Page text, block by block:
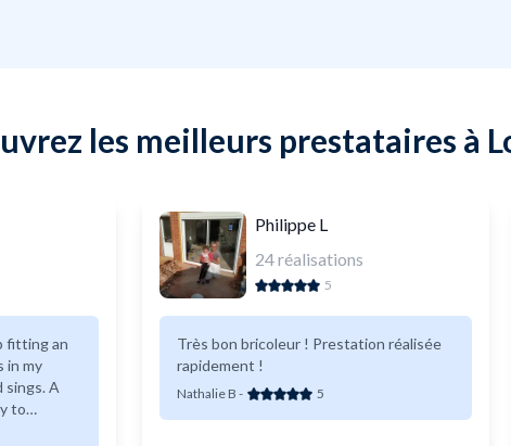
les meilleurs prestataires à
fitting an
in my
sings. A
to
Philippe L
24réalisations
5
Très bon bricoleur ! Prestation réalisée
rapidement !
Nathalie B - 5